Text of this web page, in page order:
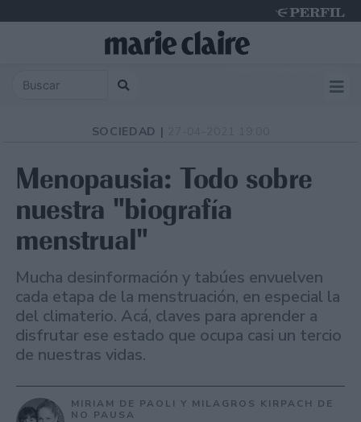
SOCIEDAD |
Menopausia: Todo sobre
nuestra "biografía
menstrual"
Mucha desinformación y tabúes envuelven
cada etapa de la menstruación, en especial la
del climaterio. Acá, claves para aprender a
disfrutar ese estado que ocupa casi un tercio
de nuestras vidas.
MIRIAM DE PAOLI Y MILAGROS KIRPACH DE
NO PAUSA